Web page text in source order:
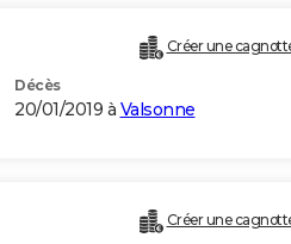
Créer une
Décès
20/01/2019 à Valsonne
Créer une